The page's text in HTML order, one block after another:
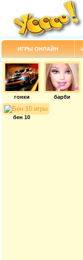
ИГРЫ ОНЛАЙН
гонки барби
бен 10